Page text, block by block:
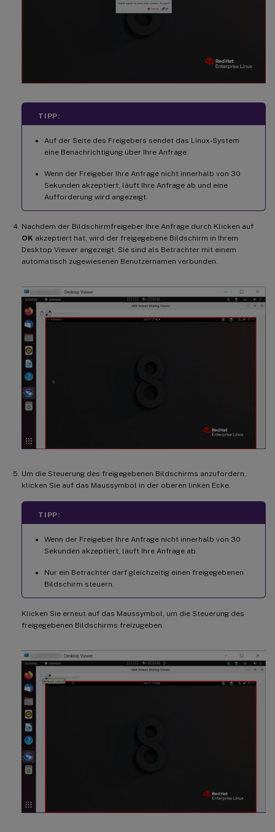
TIPP:
Auf der Seite des Freigebers sendet das Linux-System
eine Benachrichtigung über Ihre Anfrage.
Wenn der Freigeber Ihre Anfrage nicht innerhalb von 30
Sekunden akzeptiert, läuft Ihre Anfrage ab und eine
Aufforderung wird angezeigt.
Nachdem der Bildschirmfreigeber Ihre Anfrage durch Klicken auf
OK akzeptiert hat, wird der freigegebene Bildschirm in Ihrem
Desktop Viewer angezeigt. Sie sind als Betrachter mit einem
automatisch zugewiesenen Benutzernamen verbunden.
Um die Steuerung des freigegebenen Bildschirms anzufordern,
klicken Sie auf das Maussymbol in der oberen linken Ecke.
TIPP:
Wenn der Freigeber Ihre Anfrage nicht innerhalb von 30
Sekunden akzeptiert, läuft Ihre Anfrage ab.
Nur ein Betrachter darf gleichzeitig einen freigegebenen
Bildschirm steuern.
Klicken Sie erneut auf das Maussymbol, um die Steuerung des
freigegebenen Bildschirms freizugeben.